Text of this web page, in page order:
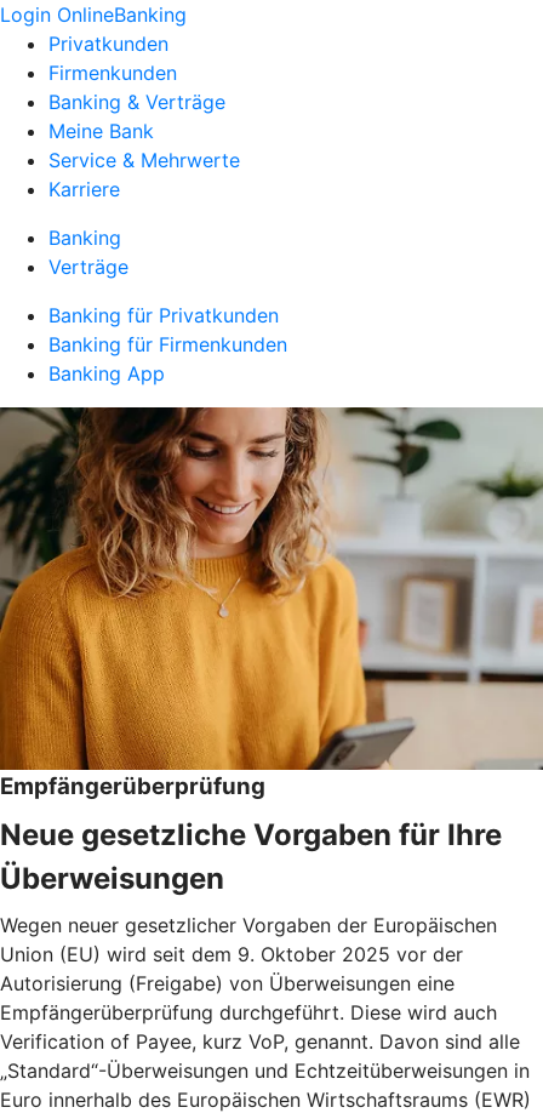
Login OnlineBanking
Privatkunden
Firmenkunden
Banking & Verträge
Meine Bank
Service & Mehrwerte
Karriere
Banking
Verträge
Banking für Privatkunden
Banking für Firmenkunden
Banking App
Empfängerüberprüfung
Neue gesetzliche Vorgaben für Ihre
Überweisungen
Wegen neuer gesetzlicher Vorgaben der Europäischen
Union (EU) wird seit dem 9. Oktober 2025 vor der
Autorisierung (Freigabe) von Überweisungen eine
Empfängerüberprüfung durchgeführt. Diese wird auch
Verification of Payee, kurz VoP, genannt. Davon sind alle
„Standard“-Überweisungen und Echtzeitüberweisungen in
Euro innerhalb des Europäischen Wirtschaftsraums (EWR)